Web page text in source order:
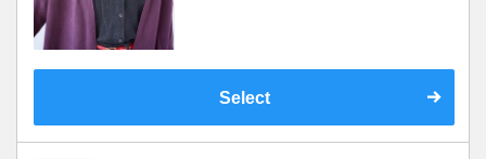
Select